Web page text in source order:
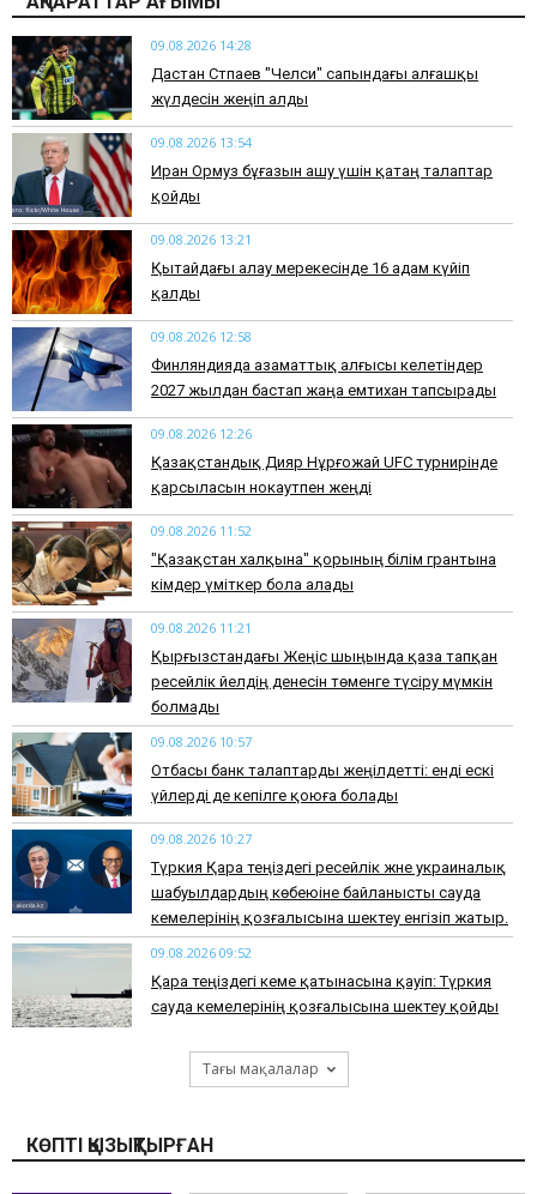
09.08.2026 14:28
Дастан Сәтпаев "Челси" сапындағы алғашқы
жүлдесін жеңіп алды
09.08.2026 13:54
Иран Ормуз бұғазын ашу үшін қатаң талаптар
қойды
09.08.2026 13:21
Қытайдағы алау мерекесінде 16 адам күйіп
қалды
09.08.2026 12:58
Финляндияда азаматтық алғысы келетіндер
2027 жылдан бастап жаңа емтихан тапсырады
09.08.2026 12:26
Қазақстандық Дияр Нұрғожай UFC турнирінде
қарсыласын нокаутпен жеңді
09.08.2026 11:52
"Қазақстан халқына" қорының білім грантына
кімдер үміткер бола алады
09.08.2026 11:21
Қырғызстандағы Жеңіс шыңында қаза тапқан
ресейлік әйелдің денесін төменге түсіру мүмкін
болмады
09.08.2026 10:57
Отбасы банк талаптарды жеңілдетті: енді ескі
үйлерді де кепілге қоюға болады
09.08.2026 10:27
Түркия Қара теңіздегі ресейлік және украиналық
шабуылдардың көбеюіне байланысты сауда
кемелерінің қозғалысына шектеу енгізіп жатыр.
09.08.2026 09:52
Қара теңіздегі кеме қатынасына қауіп: Түркия
сауда кемелерінің қозғалысына шектеу қойды
Тағы мақалалар
КӨПТІ ҚЫЗЫҚТЫРҒАН